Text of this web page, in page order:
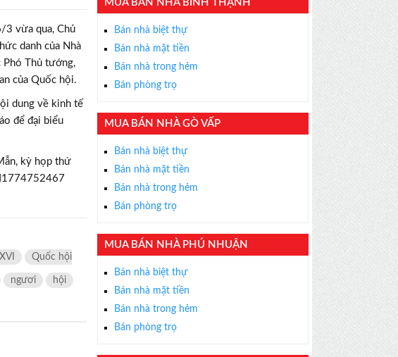
TƯ VẤN MIỄN PHÍ
căn nhà và 50 sales thân thiện, nhiệt tình,
tôi sẽ giúp bạn tìm được BĐS ưng ý!
3 vừa qua, Chủ
danh của Nhà
Phó Thủ tướng,
của Quốc hội.
dung về kinh tế
để đại biểu
kỳ họp thứ
Quốc hội
ngươi hội
MUA BÁN NHÀ BÌNH THẠNH
Bán nhà biệt thự
Bán nhà mặt tiền
Bán nhà trong hẻm
Bán phòng trọ
MUA BÁN NHÀ GÒ VẤP
Bán nhà biệt thự
Bán nhà mặt tiền
Bán nhà trong hẻm
Bán phòng trọ
MUA BÁN NHÀ PHÚ NHUẬN
Bán nhà biệt thự
Bán nhà mặt tiền
Bán nhà trong hẻm
Bán phòng trọ